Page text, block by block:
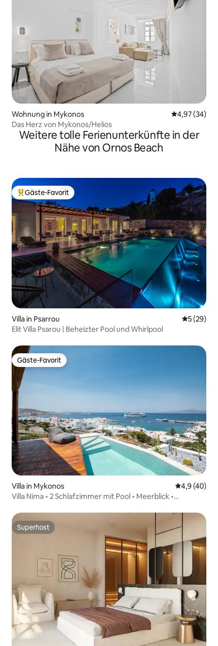
Wohnung in Mykonos
4,97 (34)
Das Herz von Mykonos/Helios
Weitere tolle Ferienunterkünfte in der
Nähe von Ornos Beach
Beliebter Gäste-Favorit.
Gäste-Favorit
Villa in Psarrou
5 (29)
Elit Villa Psarou | Beheizter Pool und Whirlpool
Gäste-Favorit
Gäste-Favorit
Villa in Mykonos
4,9 (40)
Villa Nima • 2 Schlafzimmer mit Pool • Meerblick •
Superhost
Superhost